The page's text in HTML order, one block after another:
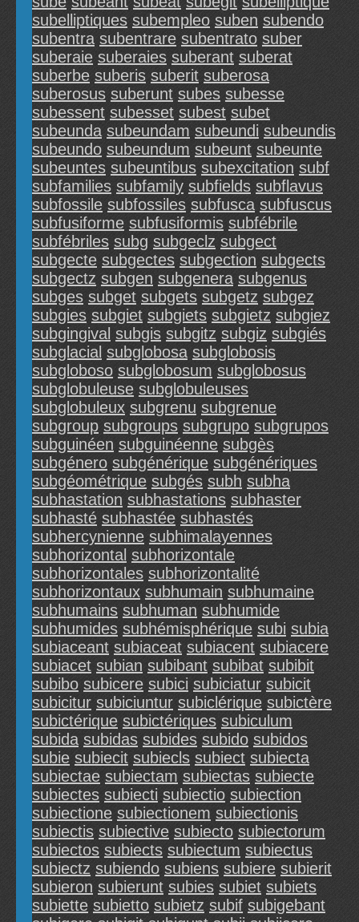
subelliptiques subempleo suben subendo
subentra subentrare subentrato suber
suberaie suberaies suberant suberat
suberbe suberis suberit suberosa
suberosus suberunt subes subesse
subessent subesset subest subet
subeunda subeundam subeundi subeundis
subeundo subeundum subeunt subeunte
subeuntes subeuntibus subexcitation subf
subfamilies subfamily subfields subflavus
subfossile subfossiles subfusca subfuscus
subfusiforme subfusiformis subfébrile
subfébriles subg subgeclz subgect
subgecte subgectes subgection subgects
subgectz subgen subgenera subgenus
subges subget subgets subgetz subgez
subgies subgiet subgiets subgietz subgiez
subgingival subgis subgitz subgiz subgiés
subglacial subglobosa subglobosis
subgloboso subglobosum subglobosus
subglobuleuse subglobuleuses
subglobuleux subgrenu subgrenue
subgroup subgroups subgrupo subgrupos
subguinéen subguinéenne subgès
subgénero subgénérique subgénériques
subgéométrique subgés subh subha
subhastation subhastations subhaster
subhasté subhastée subhastés
subhercynienne subhimalayennes
subhorizontal subhorizontale
subhorizontales subhorizontalité
subhorizontaux subhumain subhumaine
subhumains subhuman subhumide
subhumides subhémisphérique subi subia
subiaceant subiaceat subiacent subiacere
subiacet subian subibant subibat subibit
subibo subicere subici subiciatur subicit
subicitur subiciuntur subiclérique subictère
subictérique subictériques subiculum
subida subidas subides subido subidos
subie subiecit subiecls subiect subiecta
subiectae subiectam subiectas subiecte
subiectes subiecti subiectio subiection
subiectione subiectionem subiectionis
subiectis subiective subiecto subiectorum
subiectos subiects subiectum subiectus
subiectz subiendo subiens subiere subierit
subieron subierunt subies subiet subiets
subiette subietto subietz subif subigebant